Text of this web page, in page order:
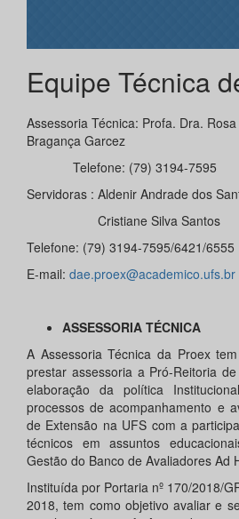
Equipe Técnica
Assessoria Técnica: Profa. Dra.
Bragança Garcez
Telefone: (79) 3194-7595
Servidoras : Aldenir Andrade dos
Cristiane Silva Santos
Telefone: (79) 3194-7595/6421/6555
E-mail: dae.proex@academico.ufs.br
ASSESSORIA TÉCNICA
A Assessoria Técnica da Proex
prestar assessoria a Pró-Reitoria
elaboração da política
processos de acompanhamento e
de Extensão na UFS com a
técnicos em assuntos
Gestão do Banco de Avaliadores Ad
Instituída por Portaria nº 170/2018/
2018, tem como objetivo avaliar e